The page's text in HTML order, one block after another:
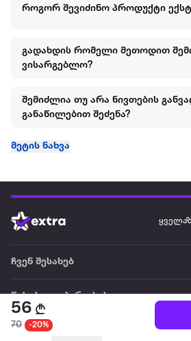
56
70 -20%
როგორ შევიძინო პროდუქტი
გადახდის რომელი მეთოდით
ვისარგებლო?
შემიძლია თუ არა ნივთების
განაწილებით შეძენა?
მეტის ნახვა
ჩვენ შესახებ
წესები და პირობები
პარტნიორებისთვის